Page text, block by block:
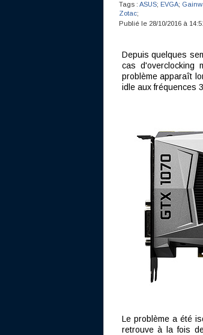
Tags : ASUS; EVGA;
Zotac;
Publié le 28/10/2016 à
Depuis quelques
cas d'overclocking
problème apparaît
idle aux fréquences
Le problème a été
retrouve à la fois